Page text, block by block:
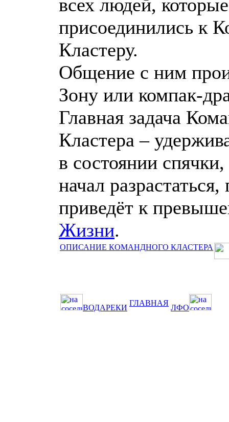
всех людей,
присоединились к
Кластеру.
Общение с ним
Зону или компак-
Главная задача
Кластера –
в состоянии
начал разрастаться,
приведёт к
Жизни.
ОПИСАНИЕ КОМАНДНОГО КЛАСТЕРА
ВОДАРЕКИ
ГЛАВНАЯ
ЛФО